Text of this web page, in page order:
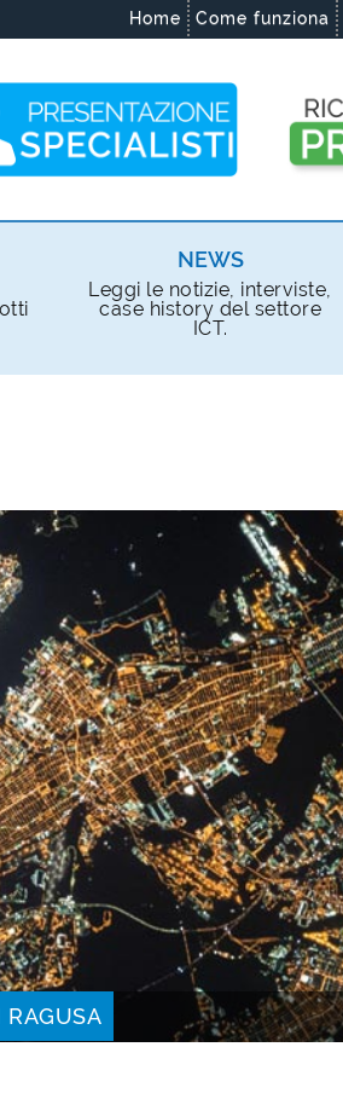
Home Come funziona
NEWS
Leggi le notizie, interviste,
case history del settore
ICT.
RAGUSA